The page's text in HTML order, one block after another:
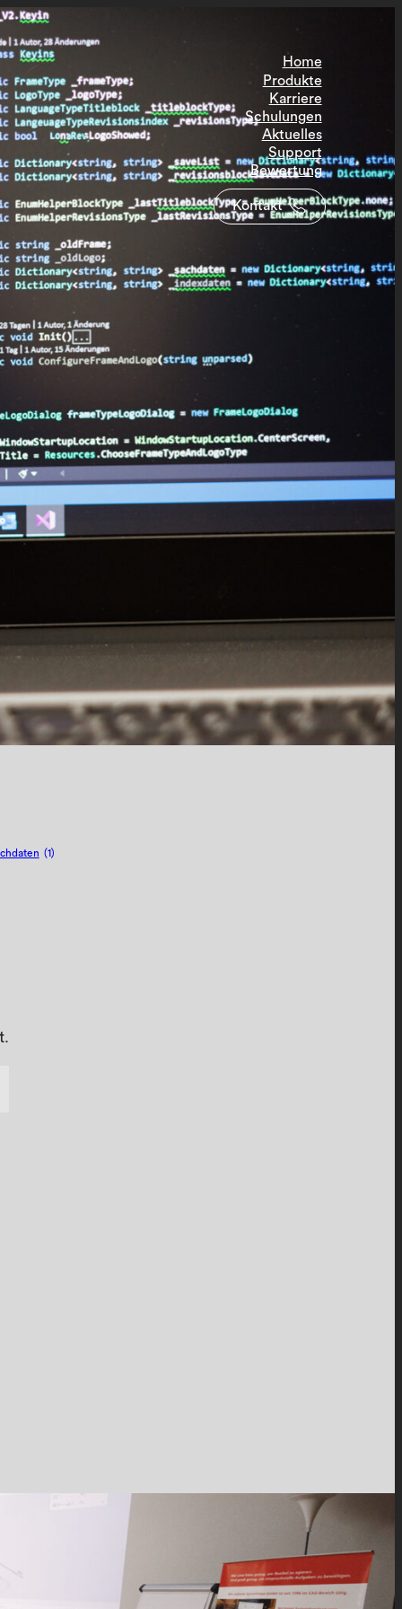
Home
Produkte
Karriere
Schulungen
Aktuelles
Support
Bewertung
Kontakt
(1)